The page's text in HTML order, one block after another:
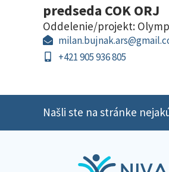
predseda COK ORJ
Oddelenie/projekt:
+421 905 936 805
Našli ste na stránke